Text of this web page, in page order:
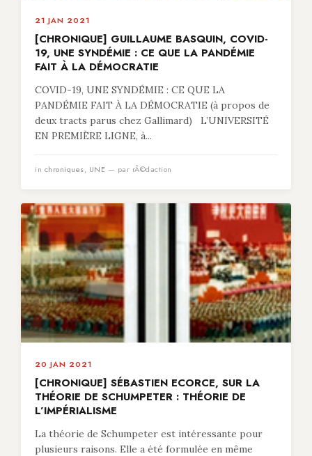
21 JAN 2021
[CHRONIQUE] GUILLAUME BASQUIN, COVID-
19, UNE SYNDÉMIE : CE QUE LA PANDÉMIE
FAIT À LA DÉMOCRATIE
COVID-19, UNE SYNDÉMIE : CE QUE LA
PANDÉMIE FAIT À LA DÉMOCRATIE (à propos de
deux tracts parus chez Gallimard) L’UNIVERSITÉ
EN PREMIÈRE LIGNE, à...
in chroniques, UNE — par rÃ©daction
20 JAN 2021
[CHRONIQUE] SÉBASTIEN ECORCE, SUR LA
THÉORIE DE SCHUMPETER : THÉORIE DE
L’IMPÉRIALISME
La théorie de Schumpeter est intéressante pour
plusieurs raisons. Elle a été formulée en même